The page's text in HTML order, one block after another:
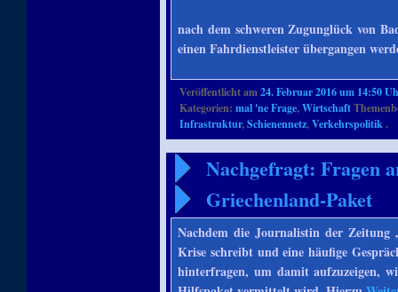
nach dem schweren Zugunglück von
einen Fahrdienstleister übergangen
Veröffentlicht am24. Februar 2016 um 14:50
Kategorien:mal 'ne Frage,Wirtschaft
Infrastruktur,Schienennetz,Verkehrspolitik.
Nachgefragt: Fragen
Griechenland-Paket
Nachdem die Journalistin der Zeitung
Krise schreibt und eine häufige
hinterfragen, um damit aufzuzeigen,